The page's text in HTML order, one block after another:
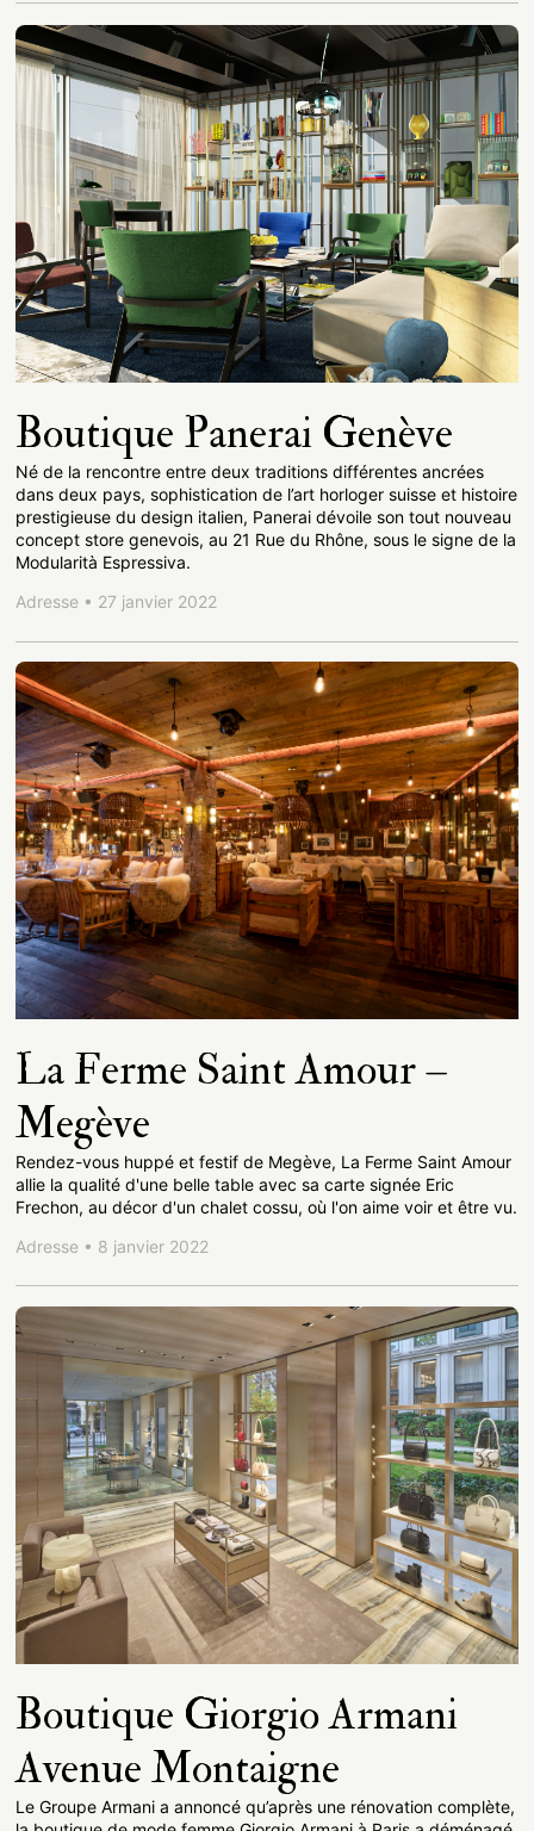
Boutique Panerai Genève
Né de la rencontre entre deux traditions différentes ancrées
dans deux pays, sophistication de l’art horloger suisse et histoire
prestigieuse du design italien, Panerai dévoile son tout nouveau
concept store genevois, au 21 Rue du Rhône, sous le signe de la
Modularità Espressiva.
Adresse • 27 janvier 2022
La Ferme Saint Amour –
Megève
Rendez-vous huppé et festif de Megève, La Ferme Saint Amour
allie la qualité d'une belle table avec sa carte signée Eric
Frechon, au décor d'un chalet cossu, où l'on aime voir et être vu.
Adresse • 8 janvier 2022
Boutique Giorgio Armani
Avenue Montaigne
Le Groupe Armani a annoncé qu’après une rénovation complète,